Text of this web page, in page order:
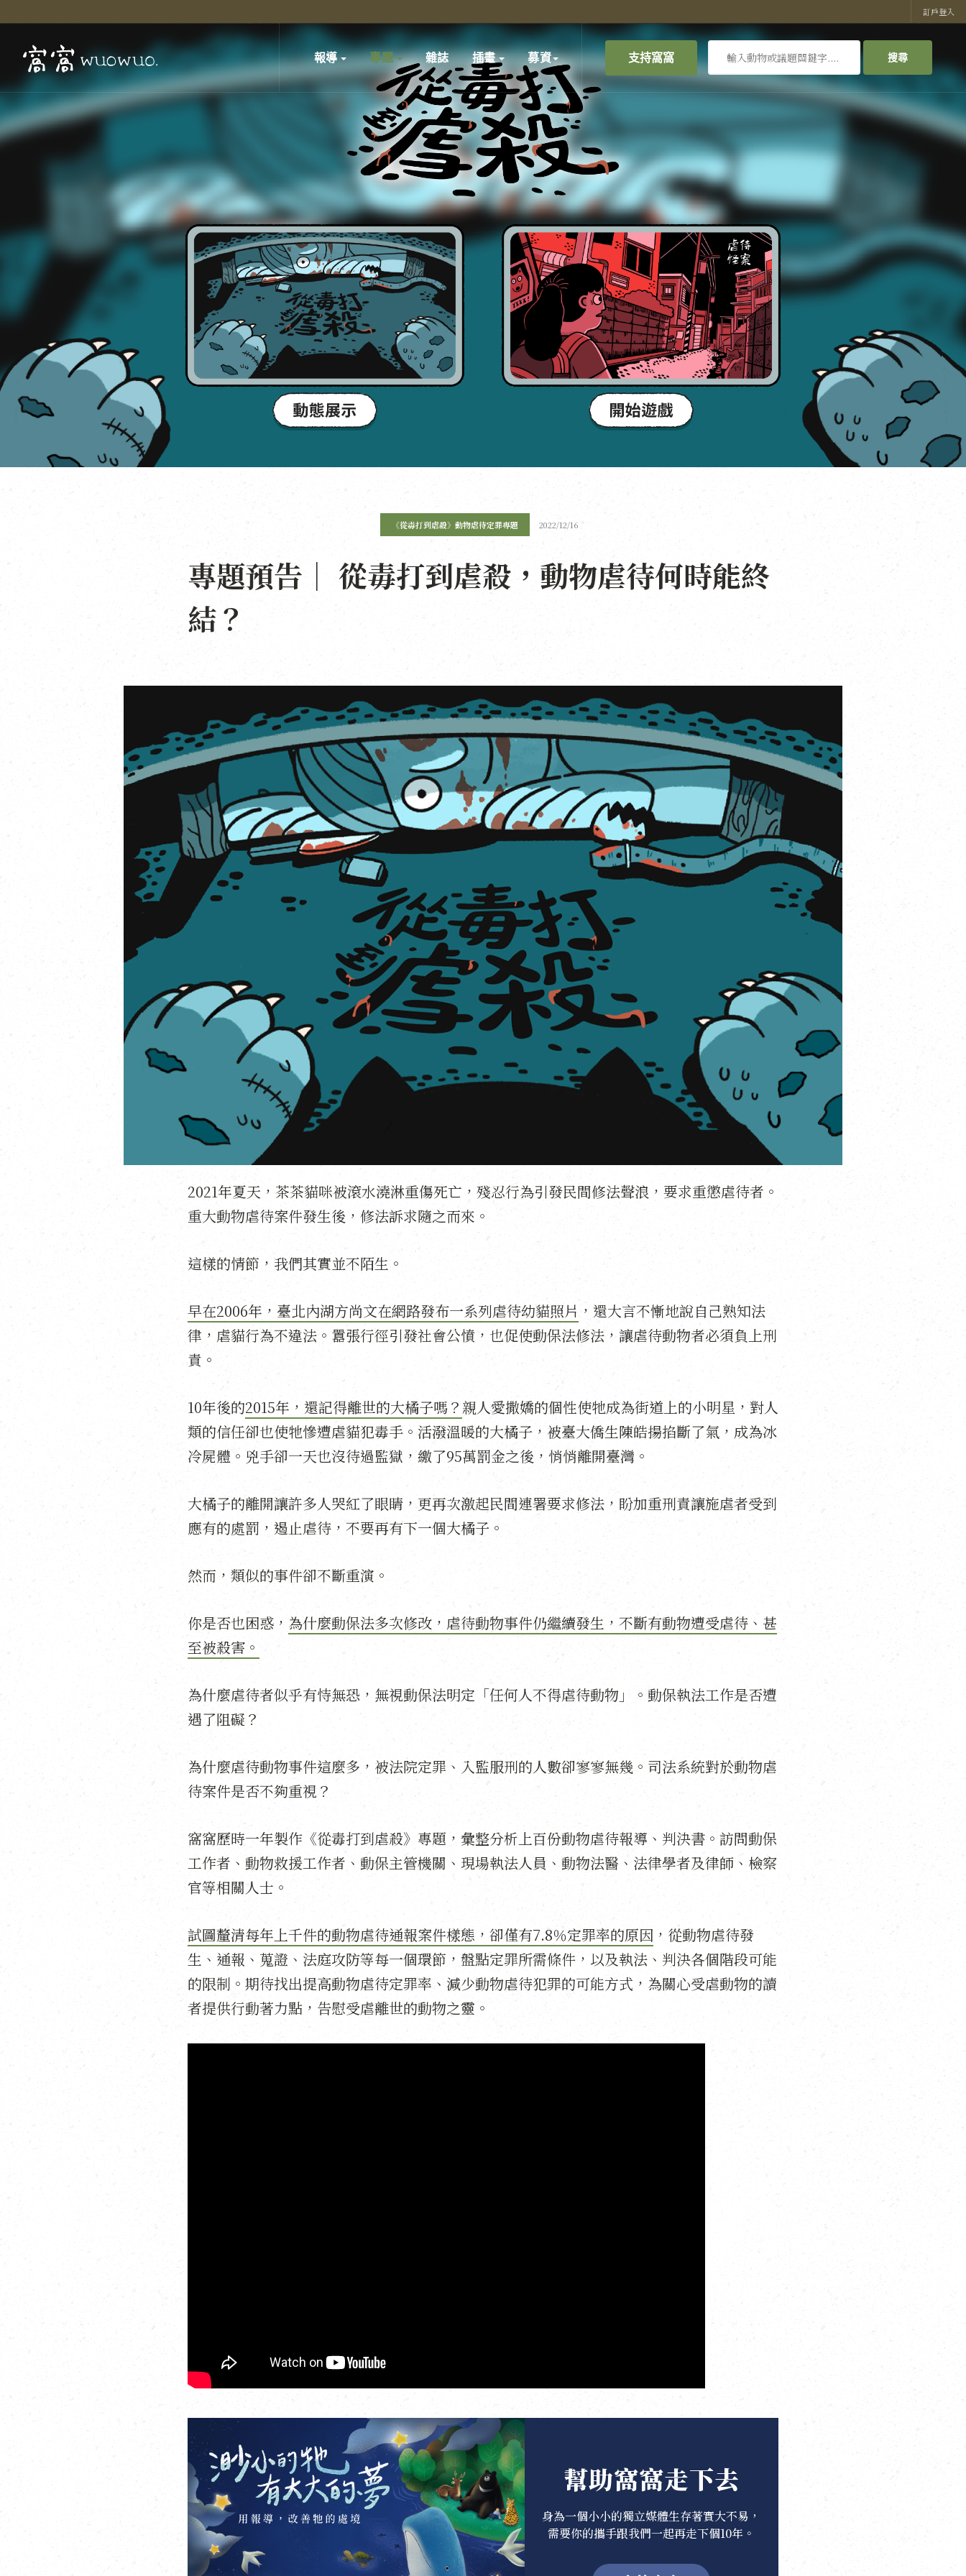
訂戶登入
支持窩窩
尋
搜尋
報導 專題 雜誌 插畫 募資
《從毒打到虐殺》動物虐待定罪專題 2022/12/16
專題預告｜ 從毒打到虐殺，動物虐待何時能終
結？
2021年夏天，茶茶貓咪被滾水澆淋重傷死亡，殘忍行為引發民間修法聲浪，要求重懲虐待者。
重大動物虐待案件發生後，修法訴求隨之而來。
這樣的情節，我們其實並不陌生。
早在2006年，臺北內湖方尚文在網路發布一系列虐待幼貓照片 ，還大言不慚地說自己熟知法
律，虐貓行為不違法。囂張行徑引發社會公憤，也促使動保法修法，讓虐待動物者必須負上刑
責。
10年後的2015年，還記得離世的大橘子嗎？親人愛撒嬌的個性使牠成為街道上的小明星，對人
類的信任卻也使牠慘遭虐貓犯毒手。活潑溫暖的大橘子，被臺大僑生陳皓揚掐斷了氣，成為冰
冷屍體。兇手卻一天也沒待過監獄，繳了95萬罰金之後，悄悄離開臺灣。
大橘子的離開讓許多人哭紅了眼睛，更再次激起民間連署要求修法，盼加重刑責讓施虐者受到
應有的處罰，遏止虐待，不要再有下一個大橘子。
然而，類似的事件卻不斷重演。
你是否也困惑， 為什麼動保法多次修改，虐待動物事件仍繼續發生，不斷有動物遭受虐待、甚
至被殺害。
為什麼虐待者似乎有恃無恐，無視動保法明定「任何人不得虐待動物」。動保執法工作是否遭
遇了阻礙？
為什麼虐待動物事件這麼多，被法院定罪、入監服刑的人數卻寥寥無幾。司法系統對於動物虐
待案件是否不夠重視？
窩窩歷時一年製作《從毒打到虐殺》專題，彙整分析上百份動物虐待報導、判決書。訪問動保
工作者、動物救援工作者、動保主管機關、現場執法人員、動物法醫、法律學者及律師、檢察
官等相關人士。
試圖釐清每年上千件的動物虐待通報案件樣態，卻僅有7.8％定罪率的原因 ，從動物虐待發
生、通報、蒐證、法庭攻防等每一個環節，盤點定罪所需條件，以及執法、判決各個階段可能
的限制。期待找出提高動物虐待定罪率、減少動物虐待犯罪的可能方式，為關心受虐動物的讀
者提供行動著力點，告慰受虐離世的動物之靈。
幫助窩窩走下去
身為一個小小的獨立媒體生存著實大不易，
需要你的攜手跟我們一起再走下個10年。